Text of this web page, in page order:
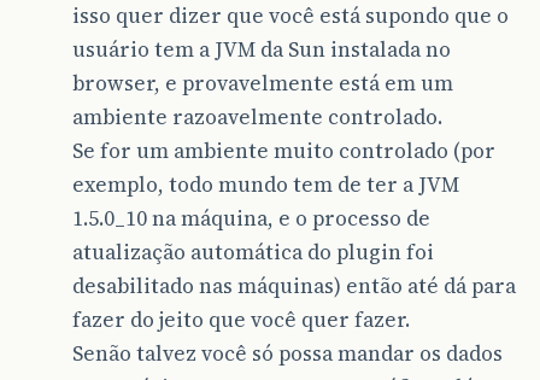
isso quer dizer que você está supondo que o
usuário tem a JVM da Sun instalada no
browser, e provavelmente está em um
ambiente razoavelmente controlado.
Se for um ambiente muito controlado (por
exemplo, todo mundo tem de ter a JVM
1.5.0_10 na máquina, e o processo de
atualização automática do plugin foi
desabilitado nas máquinas) então até dá para
fazer do jeito que você quer fazer.
Senão talvez você só possa mandar os dados